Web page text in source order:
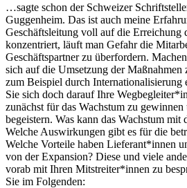
…sagte schon der Schweizer
Guggenheim. Das ist auch meine
Geschäftsleitung voll auf die Erreichung
konzentriert, läuft man Gefahr die
Geschäftspartner zu überfordern.
sich auf die Umsetzung der Maßnahmen
zum Beispiel durch Internationalisierung
Sie sich doch darauf Ihre
zunächst für das Wachstum zu gewinnen
begeistern. Was kann das Wachstum mit
Welche Auswirkungen gibt es für die
Welche Vorteile haben Lieferant*innen
von der Expansion? Diese und viele
vorab mit Ihren Mitstreiter*innen zu
Sie im Folgenden: